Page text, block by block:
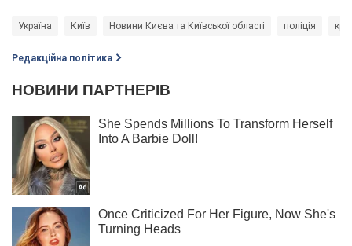
Україна Київ Новини Києва та Київської області поліція
Редакційна політика